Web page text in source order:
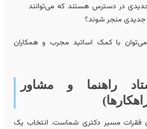
در دسترس هستند که می‌توانند
منجر شوند؟
با کمک اساتید مجرب و همکاران
راهنما و مشاور
مسیر دکتری شماست. انتخاب یک